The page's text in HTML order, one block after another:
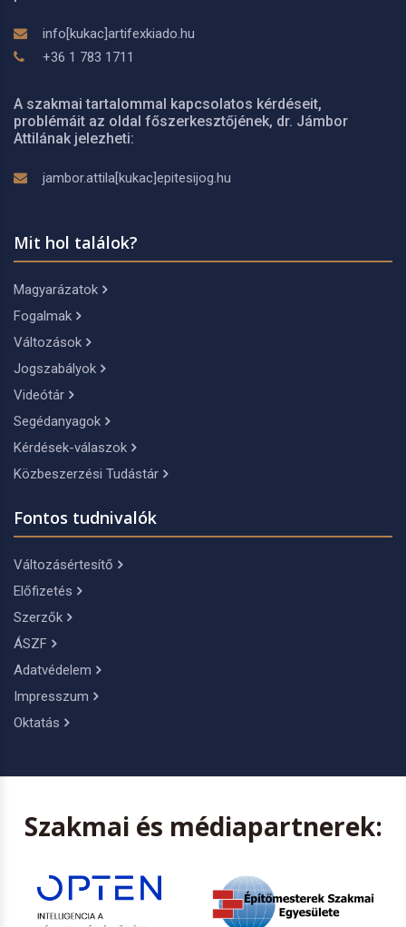
info[kukac]artifexkiado.hu
+36 1 783 1711
A szakmai tartalommal kapcsolatos kérdéseit,
problémáit az oldal főszerkesztőjének, dr. Jámbor
Attilának jelezheti:
jambor.attila[kukac]epitesijog.hu
Mit hol találok?
Magyarázatok
Fogalmak
Változások
Jogszabályok
Videótár
Segédanyagok
Kérdések-válaszok
Közbeszerzési Tudástár
Fontos tudnivalók
Változásértesítő
Előfizetés
Szerzők
ÁSZF
Adatvédelem
Impresszum
Oktatás
Szakmai és médiapartnerek: